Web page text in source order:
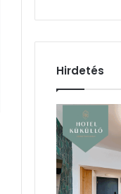
Hirdetés